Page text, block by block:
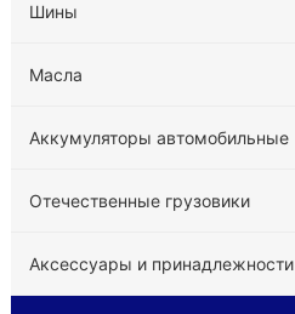
Шины
Масла
Аккумуляторы автомобильные
Отечественные грузовики
Аксессуары и принадлежности